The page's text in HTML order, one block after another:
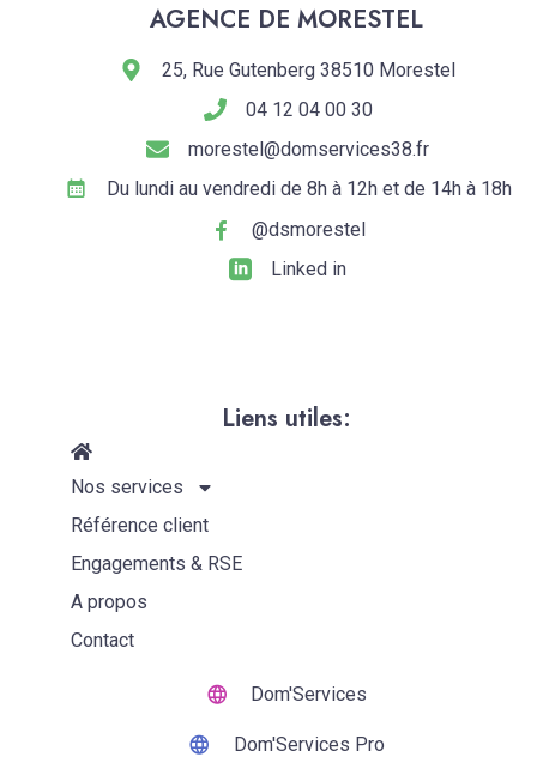
AGENCE DE MORESTEL
25, Rue Gutenberg 38510 Morestel
04 12 04 00 30
morestel@domservices38.fr
Du lundi au vendredi de 8h à 12h et de 14h à 18h
@dsmorestel
Linked in
Liens utiles:
Nos services
Référence client
Engagements & RSE
A propos
Contact
Dom'Services
Dom'Services Pro